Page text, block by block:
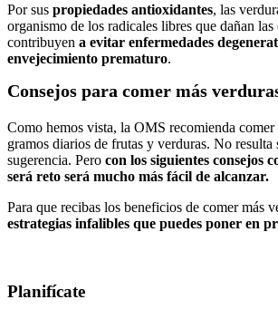
Por sus propiedades antioxidantes, las
organismo de los radicales libres que dañan
contribuyen a evitar enfermedades
envejecimiento prematuro.
Consejos para comer más
Como hemos vista, la OMS recomienda comer
gramos diarios de frutas y verduras. No resulta
sugerencia. Pero con los siguientes consejos
será reto será mucho más fácil de alcanzar.
Para que recibas los beneficios de comer más
estrategias infalibles que puedes poner en
Planifícate